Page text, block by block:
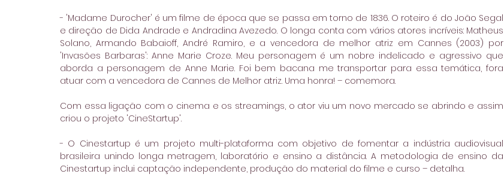
- 'Madame Durocher' é um filme de época que se passa em torno de 1836. O roteiro é do João Segal
e direção de Dida Andrade e Andradina Avezedo. O longa conta com vários atores incríveis: Matheus
Solano, Armando Babaioff, André Ramiro, e a vencedora de melhor atriz em Cannes (2003) por
'Invasões Barbaras': Anne Marie Croze. Meu personagem é um nobre indelicado e agressivo que
aborda a personagem de Anne Marie. Foi bem bacana me transportar para essa temática, fora
atuar com a vencedora de Cannes de Melhor atriz. Uma honra! – comemora.
Com essa ligação com o cinema e os streamings, o ator viu um novo mercado se abrindo e assim
criou o projeto 'CineStartup'.
- O Cinestartup é um projeto multi-plataforma com objetivo de fomentar a indústria audiovisual
brasileira unindo longa metragem, laboratório e ensino a distância. A metodologia de ensino da
Cinestartup inclui captação independente, produção do material do filme e curso – detalha.